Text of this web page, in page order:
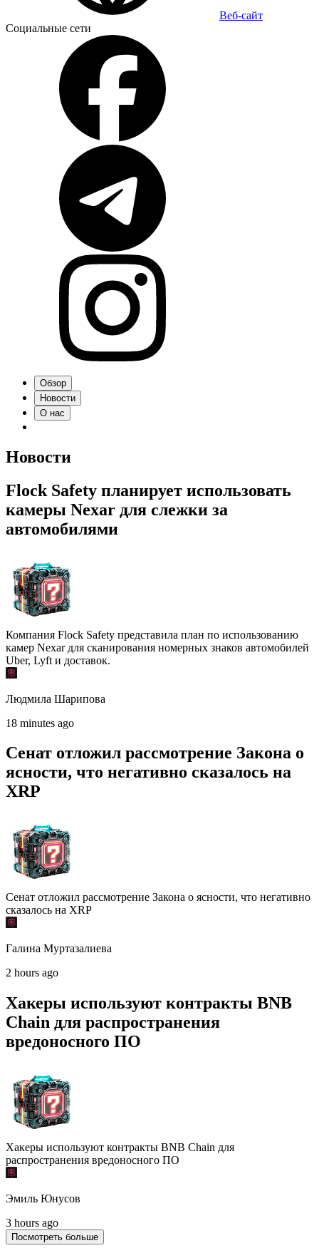
Веб-сайт
Социальные сети
Обзор
Новости
О нас
Новости
Flock Safety планирует использовать
камеры Nexar для слежки за
автомобилями
Компания Flock Safety представила план по использованию
камер Nexar для сканирования номерных знаков автомобилей
Uber, Lyft и доставок.
Людмила Шарипова
18 minutes ago
Сенат отложил рассмотрение Закона о
ясности, что негативно сказалось на
XRP
Сенат отложил рассмотрение Закона о ясности, что негативно
сказалось на XRP
Галина Муртазалиева
2 hours ago
Хакеры используют контракты BNB
Chain для распространения
вредоносного ПО
Хакеры используют контракты BNB Chain для
распространения вредоносного ПО
Эмиль Юнусов
3 hours ago
Посмотреть больше